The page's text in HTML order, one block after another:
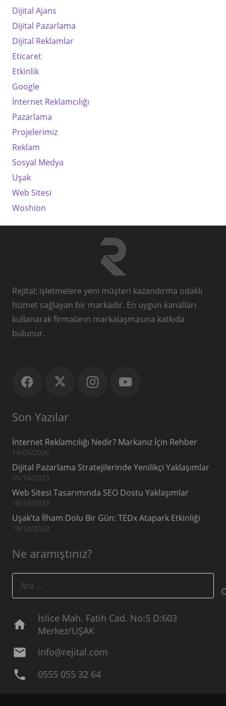
Dijital Ajans
Dijital Pazarlama
Dijital Reklamlar
Eticaret
Etkinlik
Google
İnternet Reklamcılığı
Pazarlama
Projelerimiz
Reklam
Sosyal Medya
Uşak
Web Sitesi
Woshion
Rejital; işletmelere yeni müşteri kazandırma odaklı
hizmet sağlayan bir markadır. En uygun kanalları
kullanarak firmaların markalaşmasına katkıda
bulunur.
Son Yazılar
İnternet Reklamcılığı Nedir? Markanız İçin Rehber
14/05/2026
Dijital Pazarlama Stratejilerinde Yenilikçi Yaklaşımlar
25/10/2023
Web Sitesi Tasarımında SEO Dostu Yaklaşımlar
18/10/2023
Uşak’ta İlham Dolu Bir Gün: TEDx Atapark Etkinliği
18/10/2023
Ne aramıştınız?
home
İslice Mah. Fatih Cad. No:5 D:603
Merkez/UŞAK
mail info@rejital.com
phone 0555 055 32 64